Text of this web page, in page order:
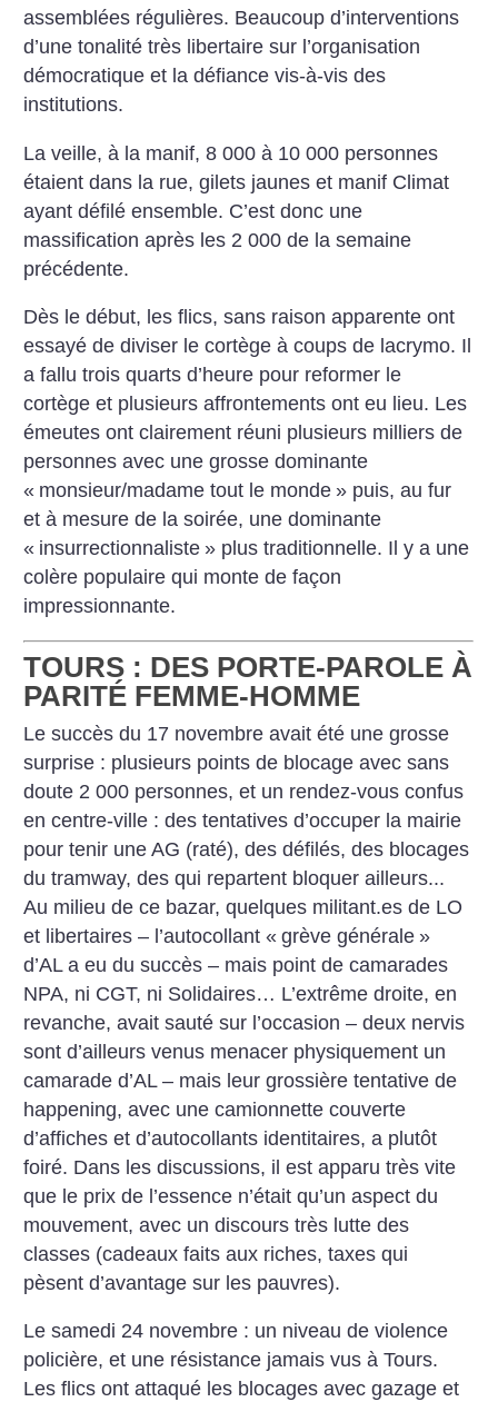
assemblées régulières. Beaucoup d’interventions
d’une tonalité très libertaire sur l’organisation
démocratique et la défiance vis-à-vis des
institutions.
La veille, à la manif, 8 000 à 10 000 personnes
étaient dans la rue, gilets jaunes et manif Climat
ayant défilé ensemble. C’est donc une
massification après les 2 000 de la semaine
précédente.
Dès le début, les flics, sans raison apparente ont
essayé de diviser le cortège à coups de lacrymo. Il
a fallu trois quarts d’heure pour reformer le
cortège et plusieurs affrontements ont eu lieu. Les
émeutes ont clairement réuni plusieurs milliers de
personnes avec une grosse dominante
« monsieur/madame tout le monde » puis, au fur
et à mesure de la soirée, une dominante
« insurrectionnaliste » plus traditionnelle. Il y a une
colère populaire qui monte de façon
impressionnante.
TOURS : DES PORTE-PAROLE À
PARITÉ FEMME-HOMME
Le succès du 17 novembre avait été une grosse
surprise : plusieurs points de blocage avec sans
doute 2 000 personnes, et un rendez-vous confus
en centre-ville : des tentatives d’occuper la mairie
pour tenir une AG (raté), des défilés, des blocages
du tramway, des qui repartent bloquer ailleurs...
Au milieu de ce bazar, quelques militant.es de LO
et libertaires – l’autocollant « grève générale »
d’AL a eu du succès – mais point de camarades
NPA, ni CGT, ni Solidaires… L’extrême droite, en
revanche, avait sauté sur l’occasion – deux nervis
sont d’ailleurs venus menacer physiquement un
camarade d’AL – mais leur grossière tentative de
happening, avec une camionnette couverte
d’affiches et d’autocollants identitaires, a plutôt
foiré. Dans les discussions, il est apparu très vite
que le prix de l’essence n’était qu’un aspect du
mouvement, avec un discours très lutte des
classes (cadeaux faits aux riches, taxes qui
pèsent d’avantage sur les pauvres).
Le samedi 24 novembre : un niveau de violence
policière, et une résistance jamais vus à Tours.
Les flics ont attaqué les blocages avec gazage et